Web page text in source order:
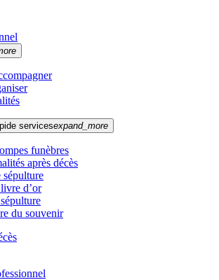
servicesexpand_more
funèbres
après décès
sépulture
d’or
du souvenir